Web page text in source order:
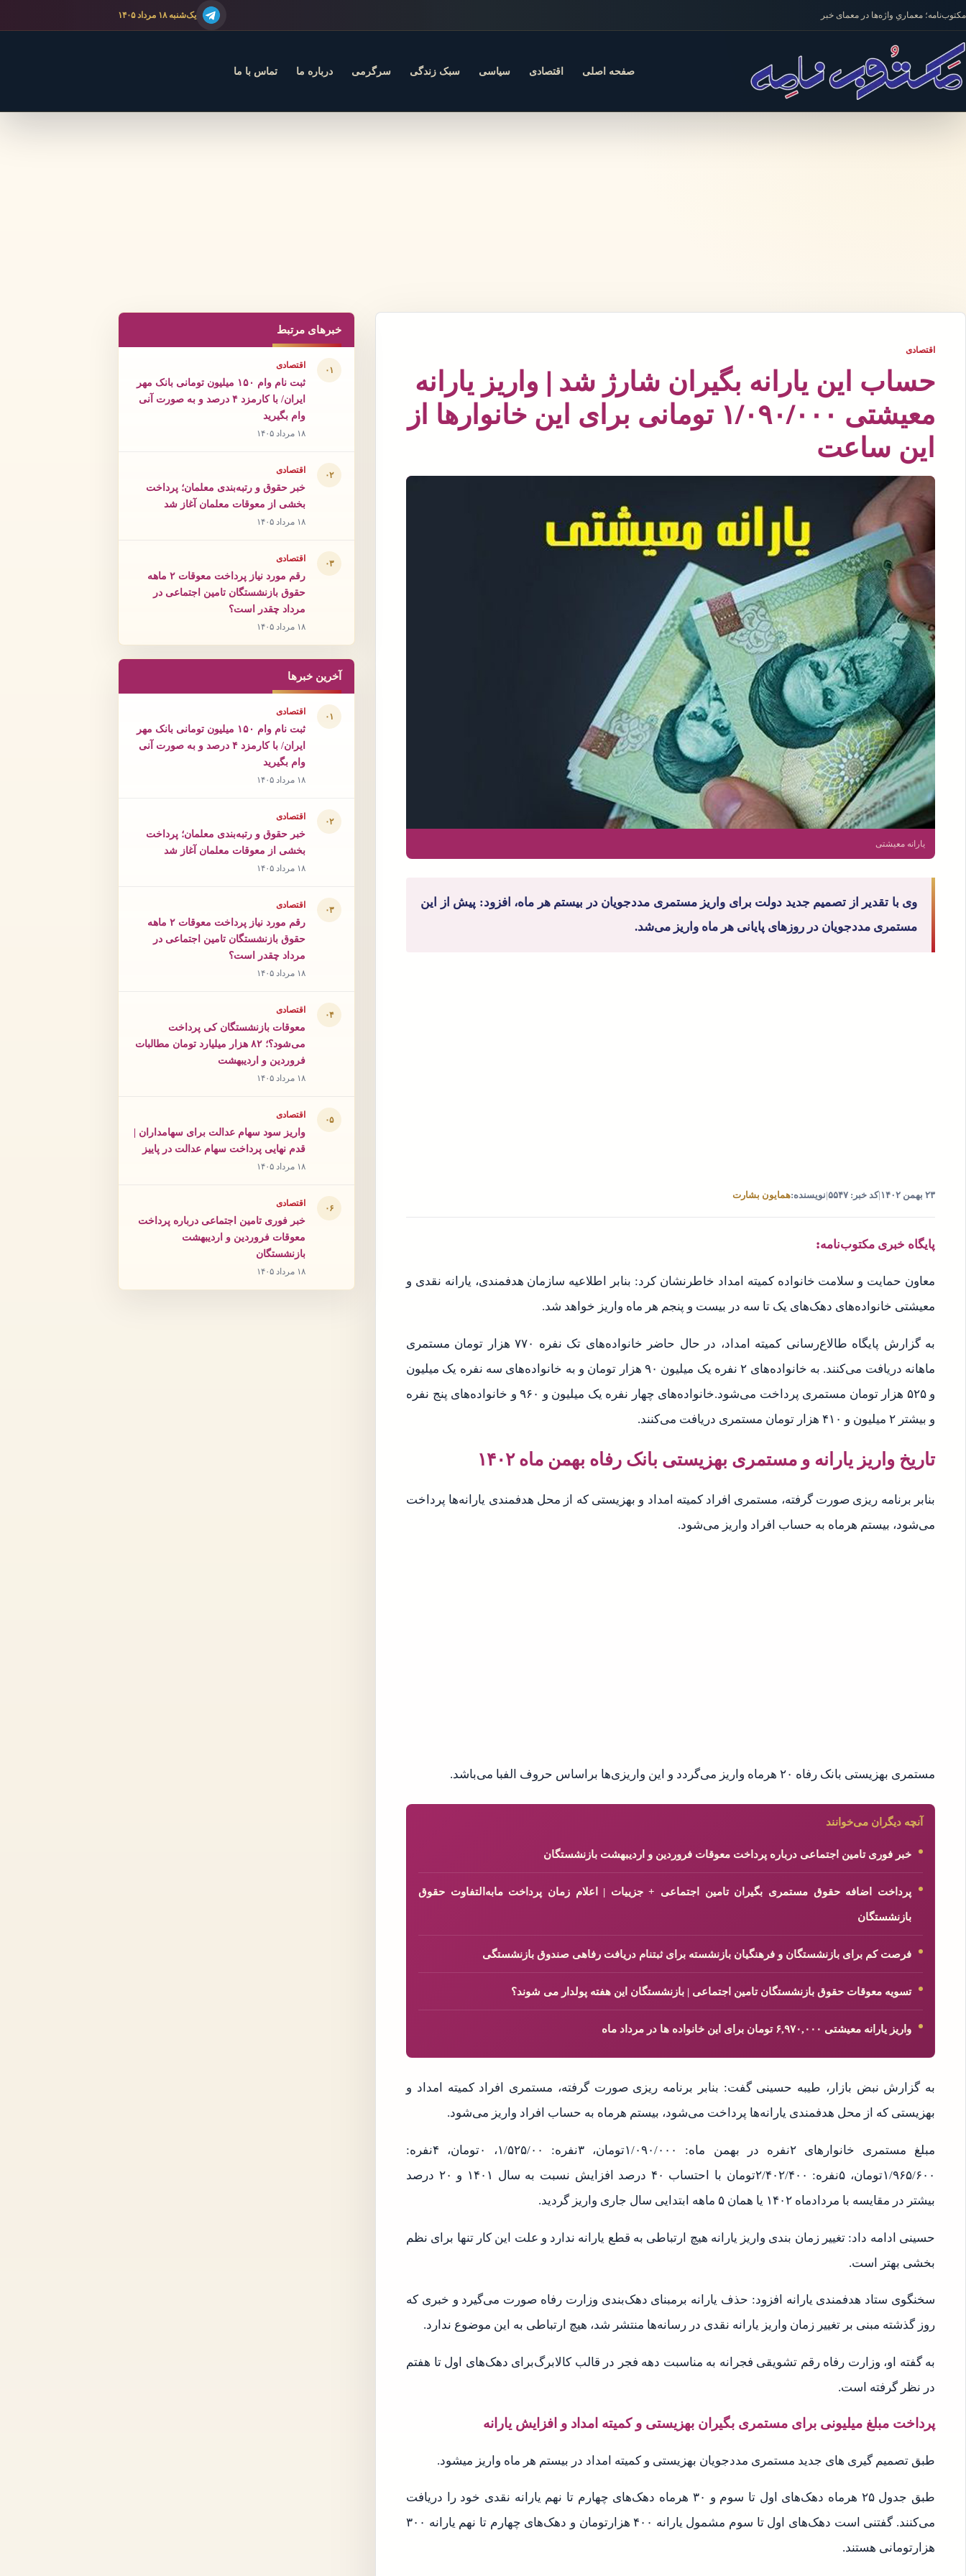
رفتن به محتوا
مکتوب‌نامه؛ معماریِ واژه‌ها در معمای خبر یک‌شنبه ۱۸ مرداد ۱۴۰۵
صفحه اصلی اقتصادی سیاسی سبک زندگی سرگرمی درباره ما تماس با ما
اقتصادی
حساب این یارانه بگیران شارژ شد | واریز یارانه
معیشتی ۱/۰۹۰/۰۰۰ تومانی برای این خانوارها از
این ساعت
یارانه معیشتی
وی با تقدیر از تصمیم جدید دولت برای واریز مستمری مددجویان در بیستم هر ماه، افزود: پیش از این
مستمری مددجویان در روزهای پایانی هر ماه واریز می‌شد.
۲۳ بهمن ۱۴۰۲ |کد خبر: ۵۵۴۷ |نویسنده:همایون بشارت
پایگاه خبری مکتوب‌نامه:
معاون حمایت و سلامت خانواده کمیته امداد خاطرنشان کرد: بنابر اطلاعیه سازمان هدفمندی، یارانه نقدی و
معیشتی خانواده‌های دهک‌های یک تا سه در بیست و پنجم هر ماه واریز خواهد شد.
به گزارش پایگاه طالاع‌رسانی کمیته امداد، در حال حاضر خانواده‌های تک نفره ۷۷۰ هزار تومان مستمری
ماهانه دریافت می‌کنند. به خانواده‌های ۲ نفره یک میلیون ۹۰ هزار تومان و به خانواده‌های سه نفره یک میلیون
و ۵۲۵ هزار تومان مستمری پرداخت می‌شود.خانواده‌های چهار نفره یک میلیون و ۹۶۰ و خانواده‌های پنج نفره
و بیشتر ۲ میلیون و ۴۱۰ هزار تومان مستمری دریافت می‌کنند.
تاریخ واریز یارانه و مستمری بهزیستی بانک رفاه بهمن ماه ۱۴۰۲
بنابر برنامه ریزی صورت گرفته، مستمری افراد کمیته امداد و بهزیستی که از محل هدفمندی یارانه‌ها پرداخت
می‌شود، بیستم هرماه به حساب افراد واریز می‌شود.
مستمری بهزیستی بانک رفاه ۲۰ هرماه واریز می‌گردد و این واریزی‌ها براساس حروف الفبا می‌باشد.
آنچه دیگران می‌خوانند
خبر فوری تامین اجتماعی درباره پرداخت معوقات فروردین و اردیبهشت بازنشستگان
پرداخت اضافه حقوق مستمری بگیران تامین اجتماعی + جزییات | اعلام زمان پرداخت مابه‌التفاوت حقوق
بازنشستگان
فرصت کم برای بازنشستگان و فرهنگیان بازنشسته برای ثبتنام دریافت رفاهی صندوق بازنشستگی
تسویه معوقات حقوق بازنشستگان تامین اجتماعی | بازنشستگان این هفته پولدار می شوند؟
واریز یارانه معیشتی ۶,۹۷۰,۰۰۰ تومان برای این خانواده ها در مرداد ماه
به گزارش نبض بازار، طیبه حسینی گفت: بنابر برنامه ریزی صورت گرفته، مستمری افراد کمیته امداد و
بهزیستی که از محل هدفمندی یارانه‌ها پرداخت می‌شود، بیستم هرماه به حساب افراد واریز می‌شود.
مبلغ مستمری خانوار‌های ۲نفره در بهمن ماه: ۱/۰۹۰/۰۰‌۰تومان، ۳نفره: ۱/۵۲۵/۰۰، ۰تومان، ۴نفره:
۱/۹۶۵/۶۰۰تومان، ۵نفره: ۲/۴۰۲/۴۰۰تومان با احتساب ۴۰ درصد افزایش نسبت به سال ۱۴۰۱ و ۲۰ درصد
بیشتر در مقایسه با مردادماه ۱۴۰۲ یا همان ۵ ماهه ابتدایی سال جاری واریز گردید.
حسینی ادامه داد: تغییر زمان بندی واریز یارانه هیچ ارتباطی به قطع یارانه ندارد و علت این کار تنها برای نظم
بخشی بهتر است.
سخنگوی ستاد هدفمندی یارانه افزود: حذف یارانه برمبنای دهک‌بندی وزارت رفاه صورت می‌گیرد و خبری که
روز گذشته مبنی بر تغییر زمان واریز یارانه نقدی در رسانه‌ها منتشر شد، هیچ ارتباطی به این موضوع ندارد.
به گفته او، وزارت رفاه رقم تشویقی فجرانه به مناسبت دهه فجر در قالب کالابرگ‌برای دهک‌های اول تا هفتم
در نظر گرفته است.
پرداخت مبلغ میلیونی برای مستمری بگیران بهزیستی و کمیته امداد و افزایش یارانه
طبق تصمیم گیری های جدید مستمری مددجویان بهزیستی و کمیته امداد در بیستم هر ماه واریز میشود.
طبق جدول ۲۵ هرماه دهک‌های اول تا سوم و ۳۰ هرماه دهک‌های چهارم تا نهم یارانه نقدی خود را دریافت
می‌کنند. گفتنی است دهک‌های اول تا سوم مشمول یارانه ۴۰۰ هزارتومان و دهک‌های چهارم تا نهم یارانه ۳۰۰
هزارتومانی هستند.
خبرهای مرتبط
۰۱ اقتصادی
ثبت نام وام ۱۵۰ میلیون تومانی بانک مهر
ایران/ با کارمزد ۴ درصد و به صورت آنی
وام بگیرید
۱۸ مرداد ۱۴۰۵
۰۲ اقتصادی
خبر حقوق و رتبه‌بندی معلمان؛ پرداخت
بخشی از معوقات معلمان آغاز شد
۱۸ مرداد ۱۴۰۵
۰۳ اقتصادی
رقم مورد نیاز پرداخت معوقات ۲ ماهه
حقوق بازنشستگان تامین اجتماعی در
مرداد چقدر است؟
۱۸ مرداد ۱۴۰۵
آخرین خبرها
۰۱ اقتصادی
ثبت نام وام ۱۵۰ میلیون تومانی بانک مهر
ایران/ با کارمزد ۴ درصد و به صورت آنی
وام بگیرید
۱۸ مرداد ۱۴۰۵
۰۲ اقتصادی
خبر حقوق و رتبه‌بندی معلمان؛ پرداخت
بخشی از معوقات معلمان آغاز شد
۱۸ مرداد ۱۴۰۵
۰۳ اقتصادی
رقم مورد نیاز پرداخت معوقات ۲ ماهه
حقوق بازنشستگان تامین اجتماعی در
مرداد چقدر است؟
۱۸ مرداد ۱۴۰۵
۰۴ اقتصادی
معوقات بازنشستگان کی پرداخت
می‌شود؟؛ ۸۲ هزار میلیارد تومان مطالبات
فروردین و اردیبهشت
۱۸ مرداد ۱۴۰۵
۰۵ اقتصادی
واریز سود سهام عدالت برای سهامداران |
قدم نهایی پرداخت سهام عدالت در پاییز
۱۸ مرداد ۱۴۰۵
۰۶ اقتصادی
خبر فوری تامین اجتماعی درباره پرداخت
معوقات فروردین و اردیبهشت
بازنشستگان
۱۸ مرداد ۱۴۰۵